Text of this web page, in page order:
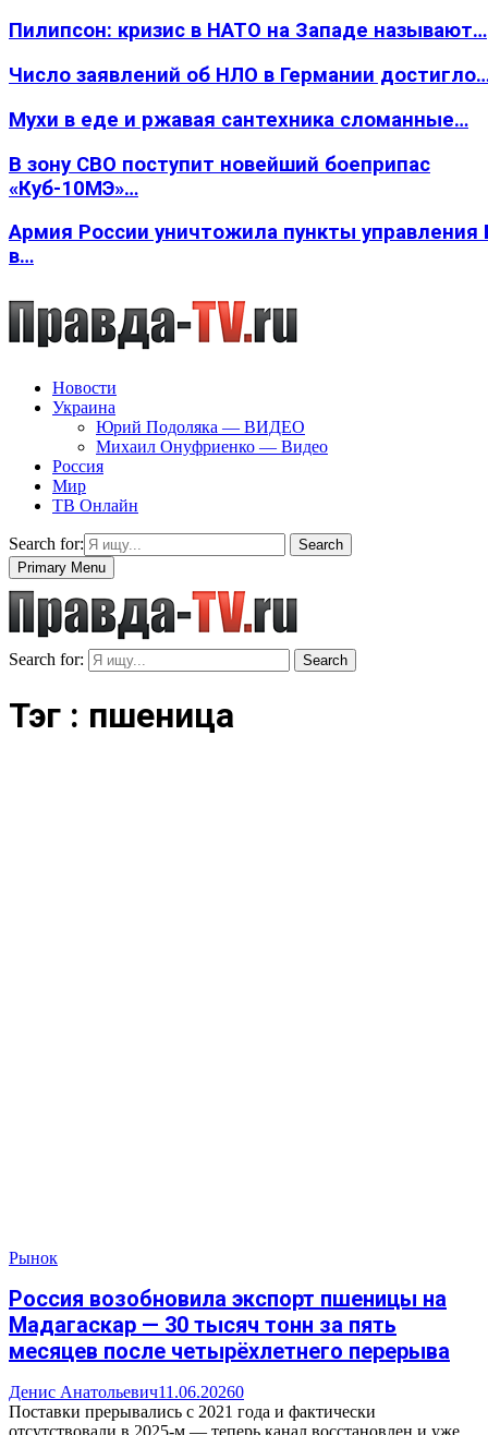
Пилипсон: кризис в НАТО на Западе называют…
Число заявлений об НЛО в Германии
Мухи в еде и ржавая сантехника сломанные…
В зону СВО поступит новейший боеприпас
«Куб-10МЭ»…
Армия России уничтожила пункты
в…
Новости
Украина
Юрий Подоляка — ВИДЕО
Михаил Онуфриенко — Видео
Россия
Мир
ТВ Онлайн
Search for:
Search
Primary Menu
Search for: Search
Тэг : пшеница
Рынок
Россия возобновила экспорт пшеницы на
Мадагаскар — 30 тысяч тонн за пять
месяцев после четырёхлетнего перерыва
Денис Анатольевич11.06.20260
Поставки прерывались с 2021 года и фактически
отсутствовали в 2025-м — теперь канал восстановлен и уже